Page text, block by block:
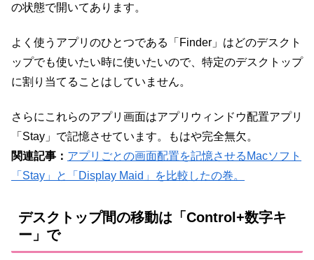
の状態で開いてあります。
よく使うアプリのひとつである「Finder」はどのデスクト
ップでも使いたい時に使いたいので、特定のデスクトップ
に割り当てることはしていません。
さらにこれらのアプリ画面はアプリウィンドウ配置アプリ
「Stay」で記憶させています。もはや完全無欠。
関連記事： アプリごとの画面配置を記憶させるMacソフト
「Stay」と「Display Maid」を比較したの巻。
デスクトップ間の移動は「Control+数字キ
ー」で